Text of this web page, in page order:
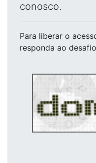
conosco.
Para liberar o
responda ao